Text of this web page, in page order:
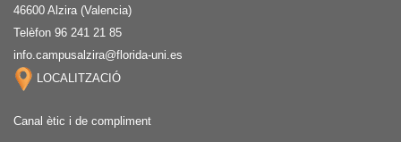
46600 Alzira (Valencia)
Telèfon 96 241 21 85
info.campusalzira@florida-uni.es
LOCALITZACIÓ
Canal ètic i de compliment